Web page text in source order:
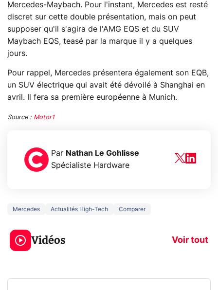
Mercedes-Maybach. Pour l'instant, Mercedes est resté
discret sur cette double présentation, mais on peut
supposer qu'il s'agira de l'AMG EQS et du SUV
Maybach EQS, teasé par la marque il y a quelques
jours.
Pour rappel, Mercedes présentera également son EQB,
un SUV électrique qui avait été dévoilé à Shanghai en
avril. Il fera sa première européenne à Munich.
Source : Motor1
Par Nathan Le Gohlisse
Spécialiste Hardware
Mercedes Actualités High-Tech Comparer
Vidéos Voir tout
3 écrans en 1 pour
319€ ? Voici L'AOC
CQ32G4ZA !
prochaine